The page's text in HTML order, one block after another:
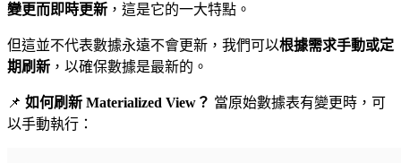
變更而即時更新 ，這是它的一大特點。
但這並不代表數據永遠不會更新，我們可以根據需求手動或定
期刷新 ，以確保數據是最新的。
📌 如何刷新 Materialized View？ 當原始數據表有變更時，可
以手動執行：